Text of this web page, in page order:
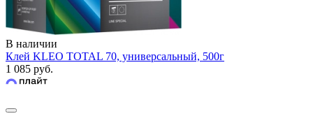
В наличии
Клей KLEO TOTAL 70, универсальный, 500г
1 085 руб.